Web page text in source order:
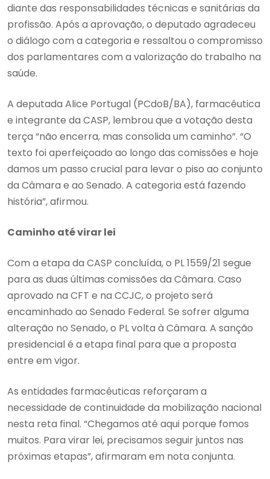
diante das responsabilidades técnicas e sanitárias da
profissão. Após a aprovação, o deputado agradeceu
o diálogo com a categoria e ressaltou o compromisso
dos parlamentares com a valorização do trabalho na
saúde.
A deputada Alice Portugal (PCdoB/BA), farmacêutica
e integrante da CASP, lembrou que a votação desta
terça “não encerra, mas consolida um caminho”. “O
texto foi aperfeiçoado ao longo das comissões e hoje
damos um passo crucial para levar o piso ao conjunto
da Câmara e ao Senado. A categoria está fazendo
história”, afirmou.
Caminho até virar lei
Com a etapa da CASP concluída, o PL 1559/21 segue
para as duas últimas comissões da Câmara. Caso
aprovado na CFT e na CCJC, o projeto será
encaminhado ao Senado Federal. Se sofrer alguma
alteração no Senado, o PL volta à Câmara. A sanção
presidencial é a etapa final para que a proposta
entre em vigor.
As entidades farmacêuticas reforçaram a
necessidade de continuidade da mobilização nacional
nesta reta final. “Chegamos até aqui porque fomos
muitos. Para virar lei, precisamos seguir juntos nas
próximas etapas”, afirmaram em nota conjunta.